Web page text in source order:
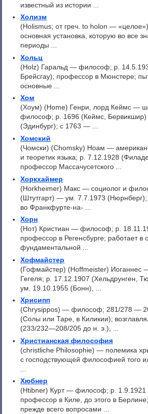
известный из истории ...
Холизм
(Holismus; от греч. to holon —
основная установка, которую во все
периоды ...
Хольц
(Holz) Гаральд — философ; p.
Брейсгау); профессор в Мюнстере;
основные ...
Хом
(Хоум) (Home) Генри, лорд Кеймс —
философ; р. 1696 (Кеймс,
(Эдинбург); с 1763 — ...
Хомский
(Чомски) (Chomsky) Ноам —
и теоретик языка; р. 7.12.1928
профессор Массачусетского ...
Хоркхаймер
(Horkheimer) Макс — социолог и
(Штутгарт) — ум. 7.7.1973
во Франкфурте-на- ...
Хорн
(Нот) Кристиан — философ; p.
профессор в Регенсбурге; работает в
фундаментальной ...
Хофмайстер
(Гофмайстер) (Hoffmeister) Иоганнес
Гегеля; p. 17.12.1907 (Хельдрунген,
ум. 19.10.1955 (Бонн), ...
Хрисипп
(Chrysippos) — философ; 281/278 —
(Солы или Таре, в Киликии);
(233/232—208/205 до н. э.), ...
Христианская философия
(christliche Philosophie) — полемика
с господствующей философией того
Хюбнер
(Htibner) Курт — философ; p. 1.9.1921
профессор в Киле, до этого в
прежде всего вопросами ...